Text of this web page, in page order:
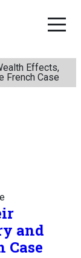
Effects,
French Case
and
Case